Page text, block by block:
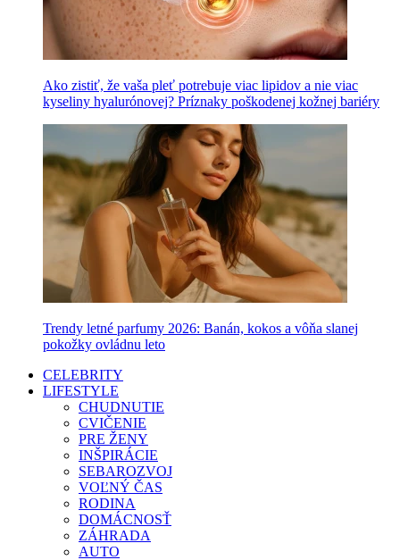
Ako zistiť, že vaša pleť potrebuje viac lipidov a nie viac
kyseliny hyalurónovej? Príznaky poškodenej kožnej bariéry
Trendy letné parfumy 2026: Banán, kokos a vôňa slanej
pokožky ovládnu leto
CELEBRITY
LIFESTYLE
CHUDNUTIE
CVIČENIE
PRE ŽENY
INŠPIRÁCIE
SEBAROZVOJ
VOĽNÝ ČAS
RODINA
DOMÁCNOSŤ
ZÁHRADA
AUTO